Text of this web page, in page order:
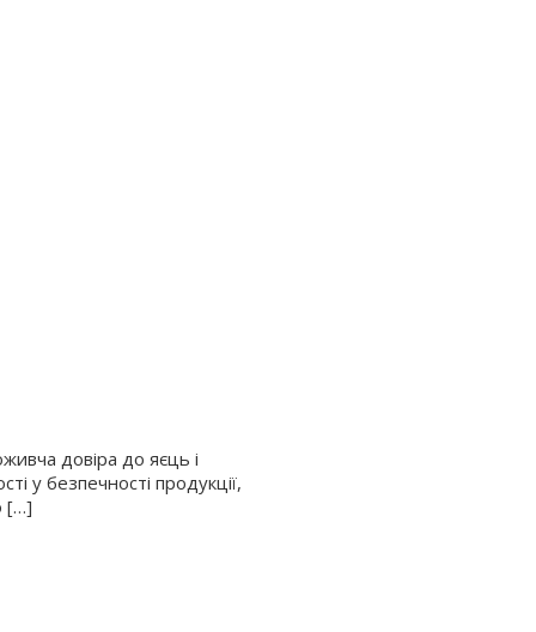
довіра до яєць і
у безпечності продукції,
[…]